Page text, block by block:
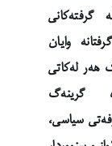
گرفتەکانی
وایان
هەر لەکاتی
گرینەگ
سیاسی،